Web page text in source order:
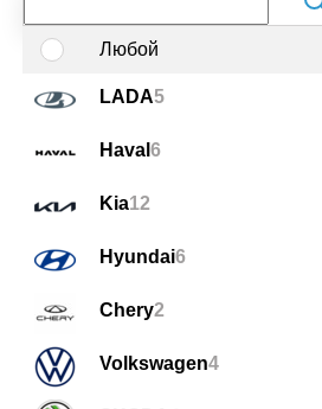
Любой
LADA5
Haval 6
Kia12
Hyundai6
Chery2
Volkswagen4